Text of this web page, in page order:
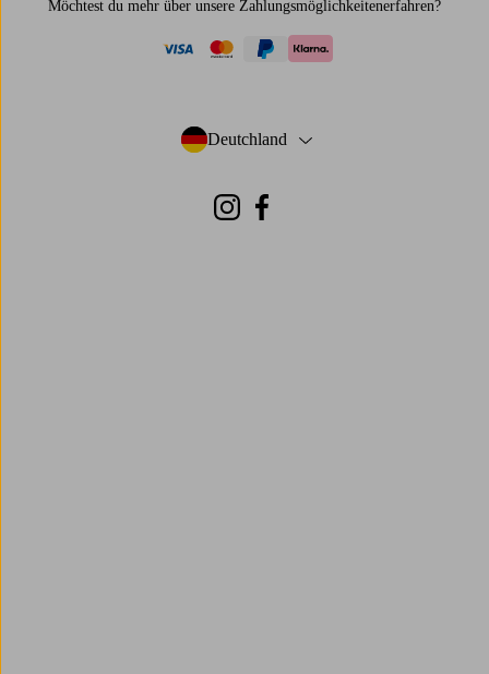
Möchtest du mehr über unsere Zahlungsmöglichkeitenerfahren?
Deutchland
- Land auswählen